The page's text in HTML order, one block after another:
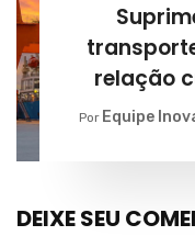
relação
Por Equipe
DEIXE SEU